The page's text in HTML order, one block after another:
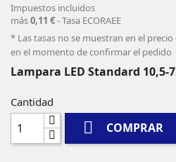
Impuestos incluidos
más0,11 €- Tasa ECORAEE
* Las tasas no se muestran en el
en el momento de confirmar el pedido
Lampara LED Standard 10,5-
Cantidad
 COMPRAR